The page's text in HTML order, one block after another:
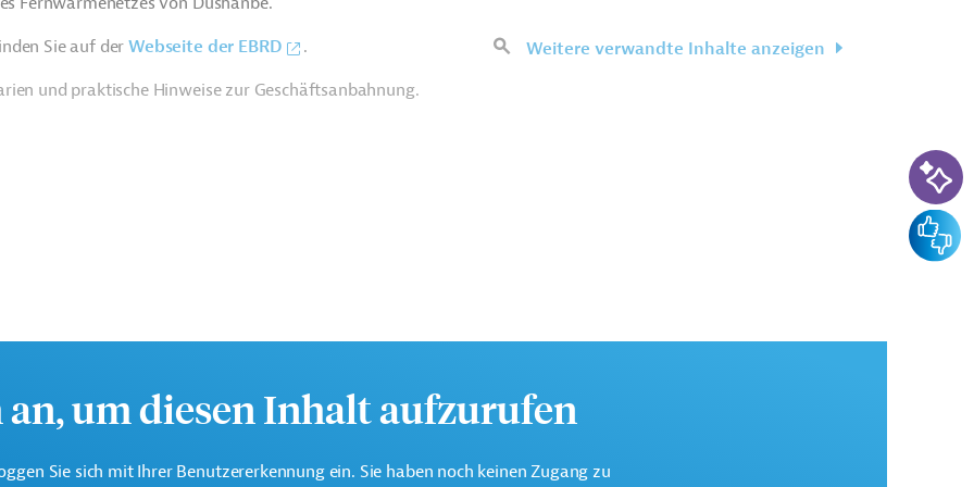
Sie auf derWebseite der EBRD
.
und praktische Hinweise zur Geschäftsanbahnung.
in Mitteleuropa, Zentralasien und im
Weitere verwandte Inhalte anzeigen
an, um diesen Inhalt aufzurufen
Sie sich mit Ihrer Benutzererkennung ein. Sie haben noch keinen Zugang zu
KI-